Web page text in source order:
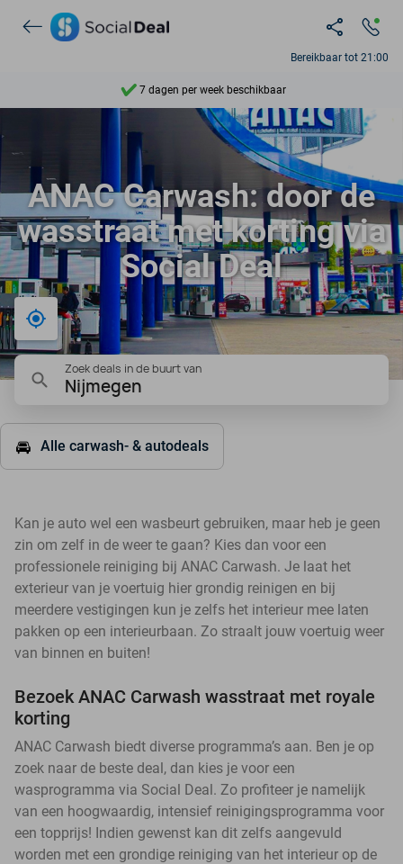
Bereikbaar tot 21:00
7 dagen per week beschikbaar
10+ miljoen leden
9,4
Ontdek 15.000+ deals
ANAC Carwash: door de
wasstraat met korting via
Social Deal
Bij mij in de buurt
Zoek deals in de buurt van
Nijmegen
🚘 Alle carwash- & autodeals
Kan je auto wel een wasbeurt gebruiken, maar heb je geen
zin om zelf in de weer te gaan? Kies dan voor een
professionele reiniging bij ANAC Carwash. Je laat het
exterieur van je voertuig hier grondig reinigen en bij
meerdere vestigingen kun je zelfs het interieur mee laten
pakken op een interieurbaan. Zo straalt jouw voertuig weer
van binnen en buiten!
Bezoek ANAC Carwash wasstraat met royale
korting
ANAC Carwash biedt diverse programma’s aan. Ben je op
zoek naar de beste deal, dan kies je voor een
wasprogramma via Social Deal. Zo profiteer je namelijk
van een hoogwaardig, intensief reinigingsprogramma voor
een topprijs! Indien gewenst kan dit zelfs aangevuld
worden met een grondige reiniging van het interieur op de